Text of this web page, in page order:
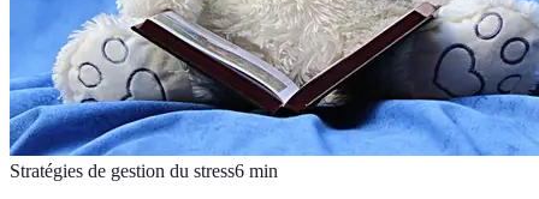
Stratégies de gestion du stress6 min